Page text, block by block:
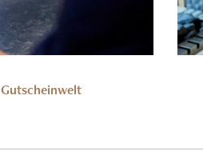
Gutscheinwelt